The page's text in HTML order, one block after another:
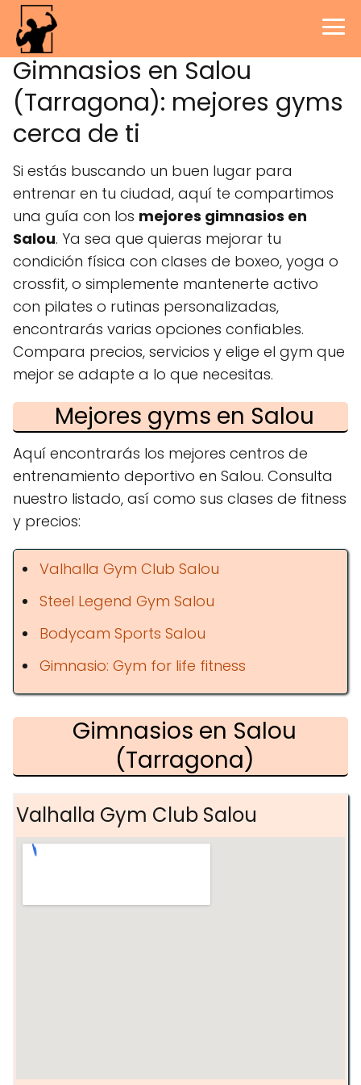
Gimnasios en Salou
(Tarragona): mejores gyms
cerca de ti
Si estás buscando un buen lugar para
entrenar en tu ciudad, aquí te compartimos
una guía con los mejores gimnasios en
Salou. Ya sea que quieras mejorar tu
condición física con clases de boxeo, yoga o
crossfit, o simplemente mantenerte activo
con pilates o rutinas personalizadas,
encontrarás varias opciones confiables.
Compara precios, servicios y elige el gym que
mejor se adapte a lo que necesitas.
Mejores gyms en Salou
Aquí encontrarás los mejores centros de
entrenamiento deportivo en Salou. Consulta
nuestro listado, así como sus clases de fitness
y precios:
Valhalla Gym Club Salou
Steel Legend Gym Salou
Bodycam Sports Salou
Gimnasio: Gym for life fitness
Gimnasios en Salou
(Tarragona)
Valhalla Gym Club Salou